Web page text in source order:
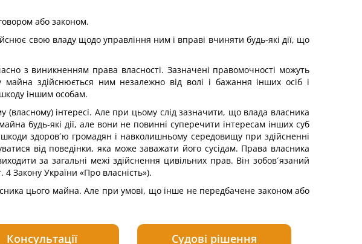
або законом.
свою владу щодо управління ним і вправі вчиняти будь-які дії, що
з виникненням права власності. Зазначені правомочності можуть
здійснюється ним незалежно від волі і бажання інших осіб і
іншим особам.
інтересі. Але при цьому слід зазначити, що влада власника
будь-які дії, але вони не повинні суперечити інтересам інших суб
здоров´ю громадян і навколишньому середовищу при здійсненні
від поведінки, яка може заважати його сусідам. Права власника
за загальні межі здійснення цивільних прав. Він зобов´язаний
4 Закону України «Про власність»).
цього майна. Але при умові, що інше не передбачене законом або
Консультації Судові рішення